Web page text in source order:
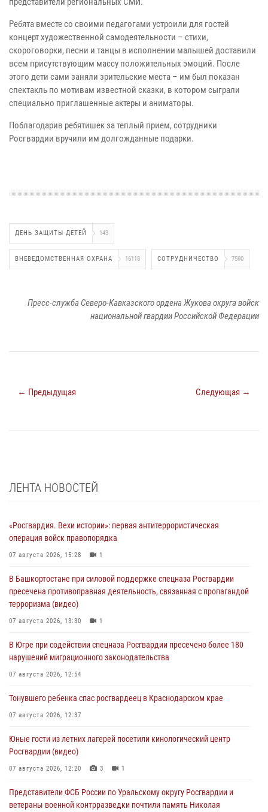
Ребята вместе со своими педагогами устроили для гостей
концерт художественной самодеятельности – стихи,
скороговорки, песни и танцы в исполнении малышей доставили
всем присутствующим массу положительных эмоций. После
этого дети сами заняли зрительские места – им был показан
спектакль по мотивам известной сказки, в котором сыграли
специально приглашенные актеры и аниматоры.
Поблагодарив ребятишек за теплый прием, сотрудники
Росгвардии вручили им долгожданные подарки.
ДЕНЬ ЗАЩИТЫ ДЕТЕЙ 143
ВНЕВЕДОМСТВЕННАЯ ОХРАНА 16118 СОТРУДНИЧЕСТВО 7590
Пресс-служба Северо-Кавказского ордена Жукова округа войск
национальной гвардии Российской Федерации
← Предыдущая Следующая →
ЛЕНТА НОВОСТЕЙ
«Росгвардия. Вехи истории»: первая антитеррористическая
операция войск правопорядка
07 августа 2026, 15:28 1
В Башкортостане при силовой поддержке спецназа Росгвардии
пресечена противоправная деятельность, связанная с пропагандой
терроризма (видео)
07 августа 2026, 13:30 1
В Югре при содействии спецназа Росгвардии пресечено более 180
нарушений миграционного законодательства
07 августа 2026, 12:54
Тонувшего ребенка спас росгвардеец в Краснодарском крае
07 августа 2026, 12:37
Юные гости из летних лагерей посетили кинологический центр
Росгвардии (видео)
07 августа 2026, 12:20 3 1
Представители ФСБ России по Уральскому округу Росгвардии и
ветераны военной контрразведки почтили память Николая